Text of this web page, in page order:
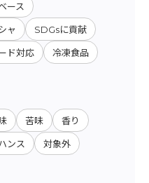
ース
ャ SDGsに貢献
ド対応 冷凍食品
苦味 香り
ンス 対象外